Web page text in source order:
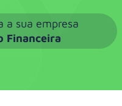
a sua empresa
Financeira